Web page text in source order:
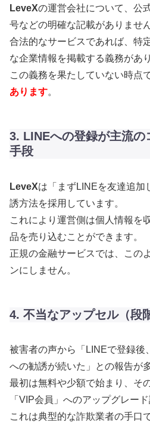
LeveXの運営会社について、公
号などの明確な記載がありません
合法的なサービスであれば、特
な企業情報を掲載する義務があ
この義務を果たしていない時点で
あります。
3. LINEへの登録が主流の
手段
LeveXは「まずLINEを友達追加
誘方法を採用しています。
これにより運営側は個人情報を
品を売り込むことができます。
正規の金融サービスでは、この
ンにしません。
4. 不当なアップセル（段
被害者の声から「LINEで登録後
への勧誘が続いた」との報告が
最初は無料や少額で始まり、そ
「VIP会員」へのアップグレー
これは典型的な詐欺業者の手口で